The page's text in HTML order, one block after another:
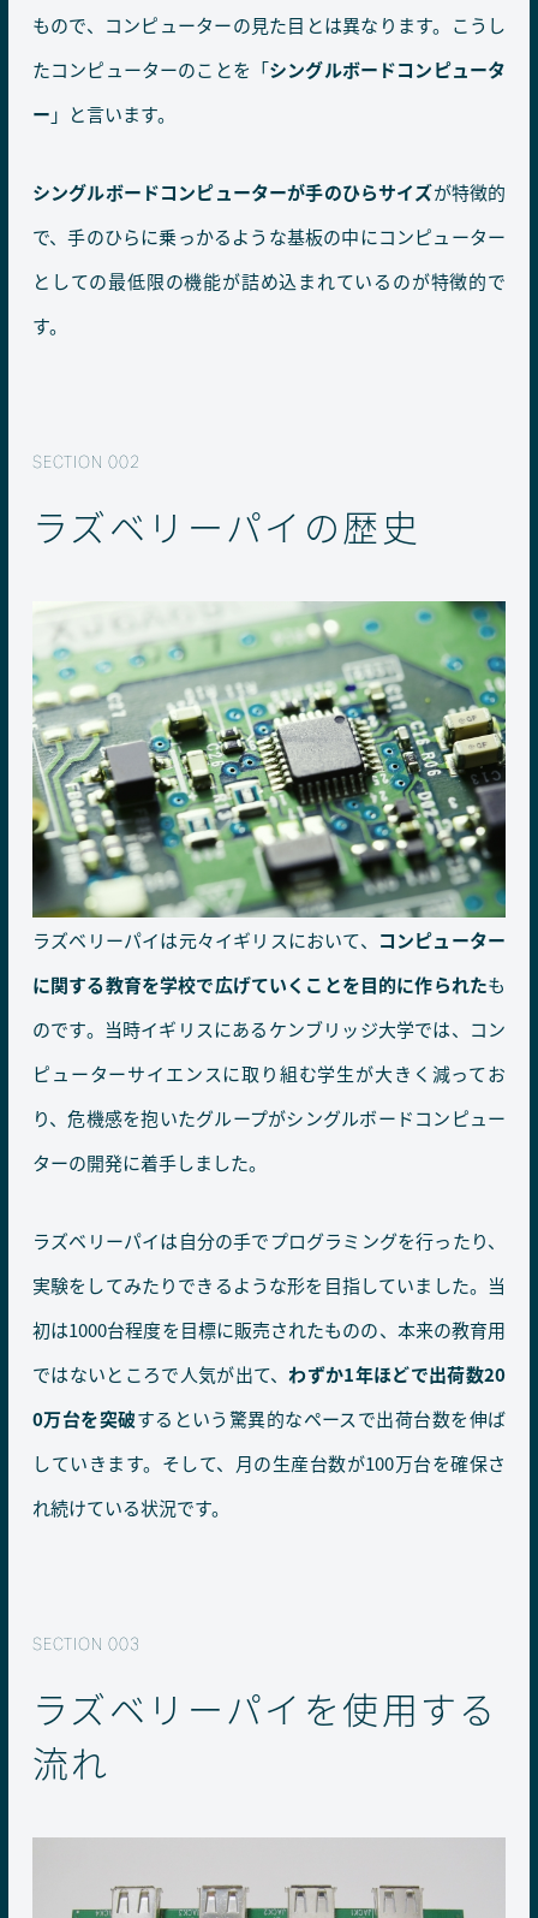
もので、コンピューターの見た目とは異なります。こうし
たコンピューターのことを「シングルボードコンピュータ
ー 」と言います。
シングルボードコンピューターが手のひらサイズが特徴的
で、手のひらに乗っかるような基板の中にコンピューター
としての最低限の機能が詰め込まれているのが特徴的で
す。
ラズベリーパイの歴史
ラズベリーパイは元々イギリスにおいて、
コンピューター
に関する教育を学校で広げていくことを目的に作られたも
のです。当時イギリスにあるケンブリッジ大学では、コン
ピューターサイエンスに取り組む学生が大きく減ってお
り、危機感を抱いたグループがシングルボードコンピュー
ターの開発に着手しました。
ラズベリーパイは自分の手でプログラミングを行ったり、
実験をしてみたりできるような形を目指していました。当
初は1000台程度を目標に販売されたものの、本来の教育用
ではないところで人気が出て、わずか1年ほどで出荷数20
0万台を突破するという驚異的なペースで出荷台数を伸ば
していきます。そして、月の生産台数が100万台を確保さ
れ続けている状況です。
ラズベリーパイを使用する
流れ